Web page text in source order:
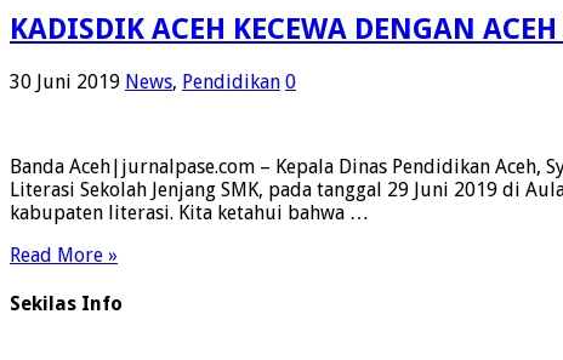
KADISDIK ACEH KECEWA DENGAN
30 Juni 2019 News, Pendidikan 0
Banda Aceh|jurnalpase.com – Kepala Dinas Pendidikan Aceh,
Literasi Sekolah Jenjang SMK, pada tanggal 29 Juni 2019 di
kabupaten literasi. Kita ketahui bahwa …
Read More »
Sekilas Info